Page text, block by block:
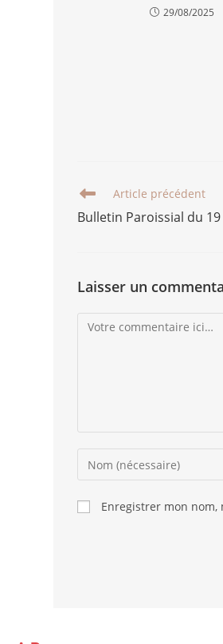
29/08/2025
Article précédent
Bulletin Paroissial du
Laisser un
Enregistrer mon